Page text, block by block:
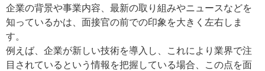
企業の背景や事業内容、最新の取り組みやニュースなどを
知っているかは、面接官の前での印象を大きく左右しま
す。
例えば、企業が新しい技術を導入し、これにより業界で注
目されているという情報を把握している場合、この点を面